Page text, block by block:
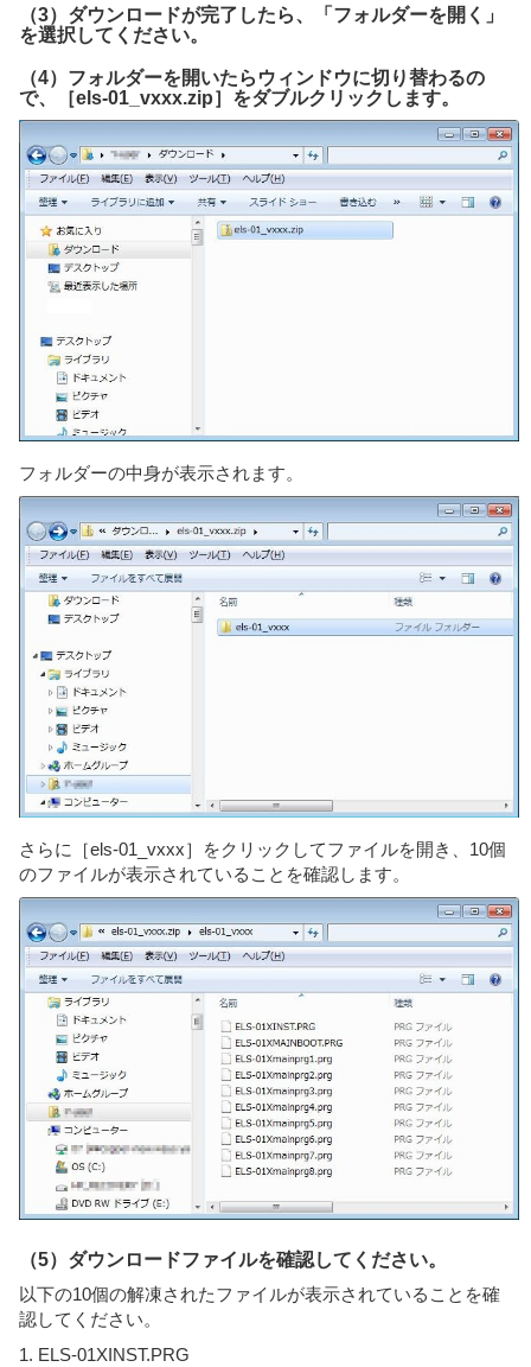
（3）ダウンロードが完了したら、「フォルダーを開く」
を選択してください。
（4）フォルダーを開いたらウィンドウに切り替わるの
で、［els-01_vxxx.zip］をダブルクリックします。
フォルダーの中身が表示されます。
さらに［els-01_vxxx］をクリックしてファイルを開き、10個
のファイルが表示されていることを確認します。
（5）ダウンロードファイルを確認してください。
以下の10個の解凍されたファイルが表示されていることを確
認してください。
1. ELS-01XINST.PRG